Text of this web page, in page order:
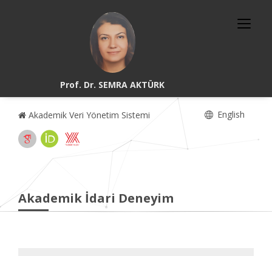
Prof. Dr. SEMRA AKTÜRK
Akademik Veri Yönetim Sistemi English
Akademik İdari Deneyim